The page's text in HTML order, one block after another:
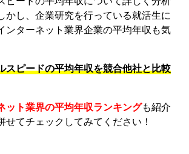
かし、企業研究を行っている就活生に
ンターネット業界企業の平均年収も気
スピードの平均年収を競合他社と比較
ット業界の平均年収ランキングも紹介
せてチェックしてみてください！